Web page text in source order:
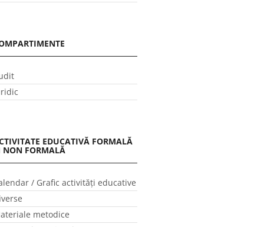
EDUCATIVĂ FORMALĂ
NON FORMALĂ
/ Grafic activităţi educative
metodice